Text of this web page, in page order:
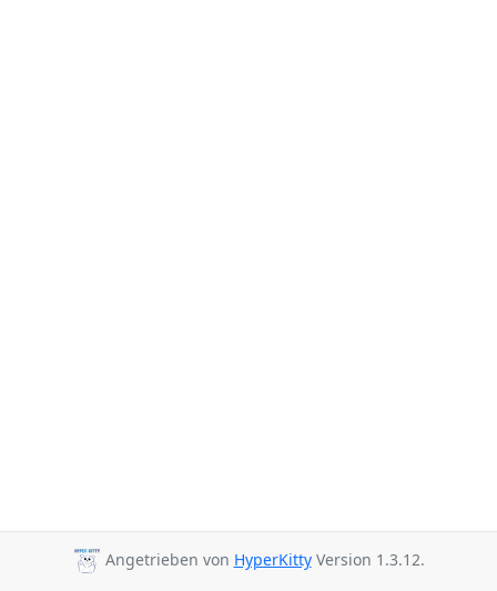
Angetrieben von HyperKittyVersion 1.3.12.